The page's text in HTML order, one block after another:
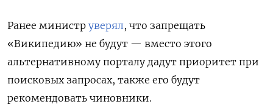
Ранее министр уверял, что запрещать
«Википедию» не будут — вместо этого
альтернативному порталу дадут приоритет при
поисковых запросах, также его будут
рекомендовать чиновники.